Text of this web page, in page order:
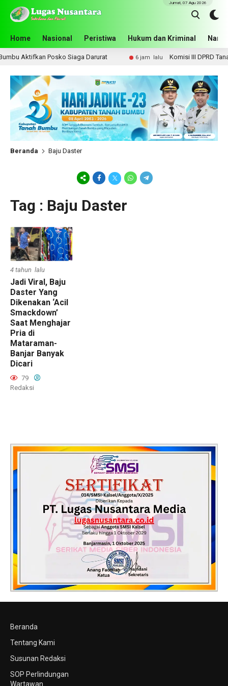
Home Nasional Peristiwa Hukum dan Kriminal
Jumat, 07 Agu 2026
Aktifkan Posko Siaga Darurat 6 jam lalu Komisi III DPRD
Beranda Baju Daster
Tag : Baju Daster
4 tahun lalu
Jadi Viral, Baju
Daster Yang
Dikenakan ‘Acil
Smackdown’
Saat Menghajar
Pria di
Mataraman-
Banjar Banyak
Dicari
79
Redaksi
Beranda
Tentang Kami
Susunan Redaksi
SOP Perlindungan
Wartawan